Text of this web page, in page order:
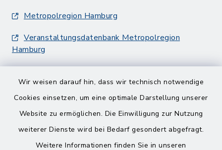
Wir weisen darauf hin, dass wir technisch notwendige
Cookies einsetzen, um eine optimale Darstellung unserer
Website zu ermöglichen. Die Einwilligung zur Nutzung
weiterer Dienste wird bei Bedarf gesondert abgefragt.
Weitere Informationen finden Sie in unseren
Metropolregion Hamburg
Veranstaltungsdatenbank Metropolregion
Hamburg